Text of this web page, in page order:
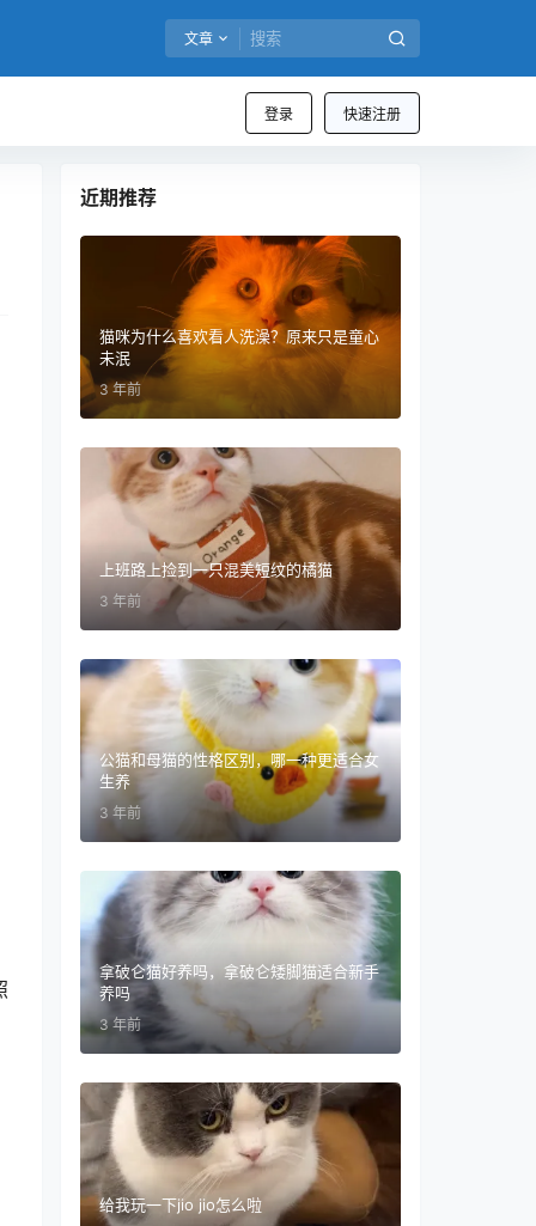
文章
登录 快速注册
近期推荐
猫咪为什么喜欢看人洗澡？原来只是童心
未泯
3 年前
上班路上捡到一只混美短纹的橘猫
3 年前
公猫和母猫的性格区别，哪一种更适合女
生养
3 年前
拿破仑猫好养吗，拿破仑矮脚猫适合新手
养吗
3 年前
给我玩一下jio jio怎么啦